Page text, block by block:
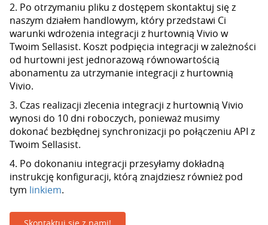
2. Po otrzymaniu pliku z dostępem skontaktuj się z
naszym działem handlowym, który przedstawi Ci
warunki wdrożenia integracji z hurtownią Vivio w
Twoim Sellasist. Koszt podpięcia integracji w zależności
od hurtowni jest jednorazową równowartością
abonamentu za utrzymanie integracji z hurtownią
Vivio.
3. Czas realizacji zlecenia integracji z hurtownią Vivio
wynosi do 10 dni roboczych, ponieważ musimy
dokonać bezbłędnej synchronizacji po połączeniu API z
Twoim Sellasist.
4. Po dokonaniu integracji przesyłamy dokładną
instrukcję konfiguracji, którą znajdziesz również pod
tym linkiem.